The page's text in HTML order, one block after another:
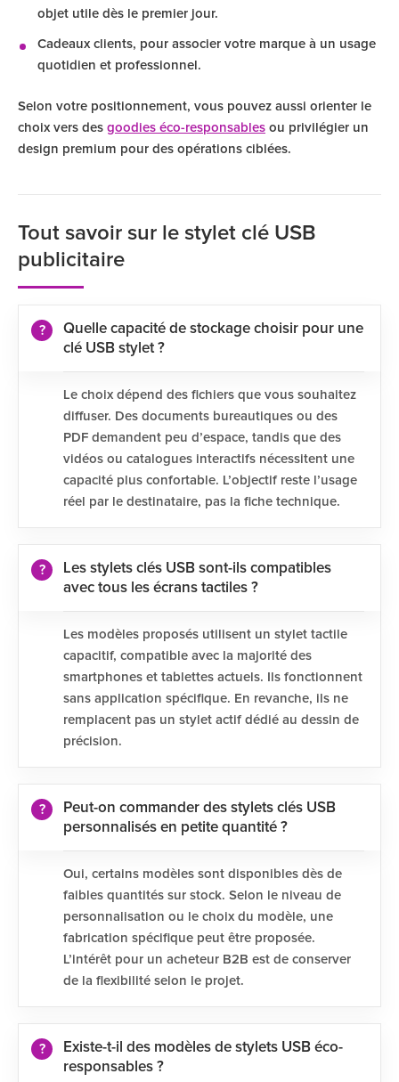
objet utile dès le premier jour.
Cadeaux clients, pour associer votre marque à un usage
quotidien et professionnel.
Selon votre positionnement, vous pouvez aussi orienter le
choix vers des goodies éco-responsables ou privilégier un
design premium pour des opérations ciblées.
Tout savoir sur le stylet clé USB
publicitaire
Quelle capacité de stockage choisir pour une
clé USB stylet ?
Le choix dépend des fichiers que vous souhaitez
diffuser. Des documents bureautiques ou des
PDF demandent peu d’espace, tandis que des
vidéos ou catalogues interactifs nécessitent une
capacité plus confortable. L’objectif reste l’usage
réel par le destinataire, pas la fiche technique.
Les stylets clés USB sont-ils compatibles
avec tous les écrans tactiles ?
Les modèles proposés utilisent un stylet tactile
capacitif, compatible avec la majorité des
smartphones et tablettes actuels. Ils fonctionnent
sans application spécifique. En revanche, ils ne
remplacent pas un stylet actif dédié au dessin de
précision.
Peut-on commander des stylets clés USB
personnalisés en petite quantité ?
Oui, certains modèles sont disponibles dès de
faibles quantités sur stock. Selon le niveau de
personnalisation ou le choix du modèle, une
fabrication spécifique peut être proposée.
L’intérêt pour un acheteur B2B est de conserver
de la flexibilité selon le projet.
Existe-t-il des modèles de stylets USB éco-
responsables ?